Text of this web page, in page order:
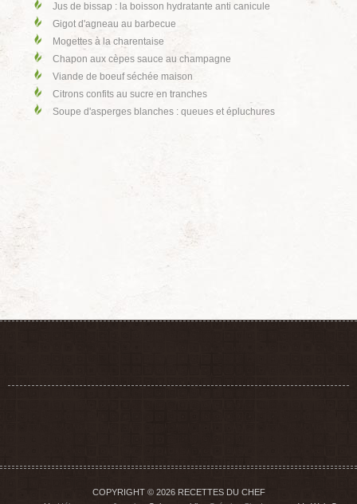
Jus de bissap : la boisson hydratante anti canicule
Gigot d'agneau au barbecue
Mogettes à la charentaise
Chapon aux cèpes sauce au champagne
Viande de boeuf séchée maison
Citrons confits au sucre en tranches
Soupe d'asperges blanches : queues et épluchures
COPYRIGHT © 2026 RECETTES DU CHEF